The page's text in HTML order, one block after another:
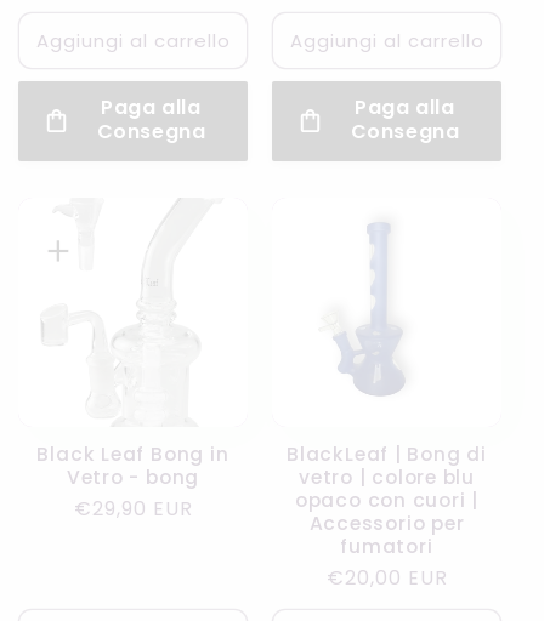
listino
Aggiungi al carrello
Paga alla
Consegna
Aggiungi al carrello
Paga alla
Consegna
Black Leaf Bong in
Vetro - bong
Prezzo
€29,90 EUR
BlackLeaf | Bong di
vetro | colore blu
opaco con cuori |
Accessorio per
fumatori
Prezzo
€20,00 EUR